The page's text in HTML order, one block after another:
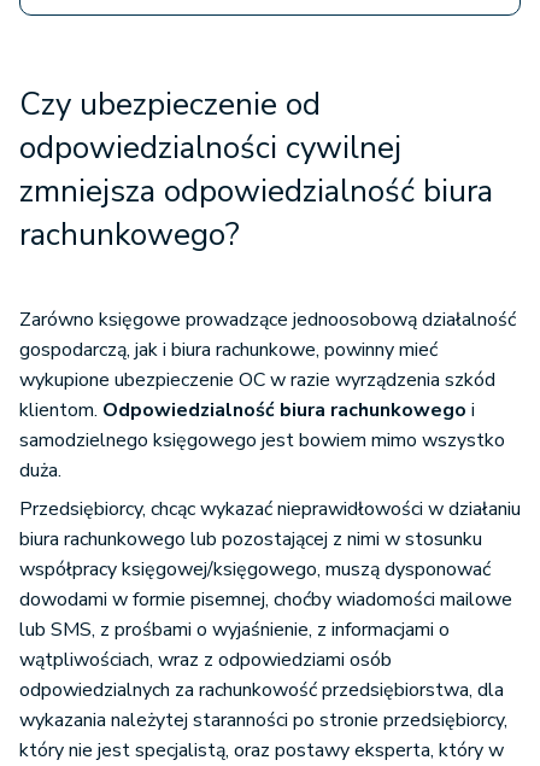
Czy ubezpieczenie od
odpowiedzialności cywilnej
zmniejsza odpowiedzialność biura
rachunkowego?
Zarówno księgowe prowadzące jednoosobową działalność
gospodarczą, jak i biura rachunkowe, powinny mieć
wykupione ubezpieczenie OC w razie wyrządzenia szkód
klientom. Odpowiedzialność biura rachunkowego i
samodzielnego księgowego jest bowiem mimo wszystko
duża.
Przedsiębiorcy, chcąc wykazać nieprawidłowości w działaniu
biura rachunkowego lub pozostającej z nimi w stosunku
współpracy księgowej/księgowego, muszą dysponować
dowodami w formie pisemnej, choćby wiadomości mailowe
lub SMS, z prośbami o wyjaśnienie, z informacjami o
wątpliwościach, wraz z odpowiedziami osób
odpowiedzialnych za rachunkowość przedsiębiorstwa, dla
wykazania należytej staranności po stronie przedsiębiorcy,
który nie jest specjalistą, oraz postawy eksperta, który w